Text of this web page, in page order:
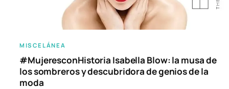
MISCELÁNEA
#MujeresconHistoria Isabella Blow: la musa de
los sombreros y descubridora de genios de la
moda